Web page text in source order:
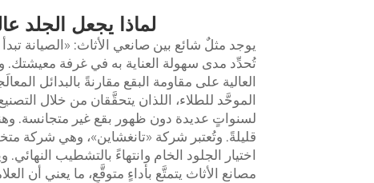
لماذا يجعل الجلد
يوجد مثلٌ شائع بين صانعي الأثاث: «الصيانة
تُحدِّد مدى سهولة العناية به في غرفة معيشتك.
العالية على مقاومة البقع مقارنةً بالبدائل
الموحَّد للطلاء، اللذان يتحقَّقان من خلال
لسنواتٍ عديدة دون ظهور بقع غير متجانسة.
قليلةً. وتُعتبر شركة «تانغشاين»، وهي شركة
اختيار الجلود الخام وانتهاءً بالتشطيب
مصانع الأثاث يتمتَّع بأداءٍ متوقَّعٍ، ما يعني أن